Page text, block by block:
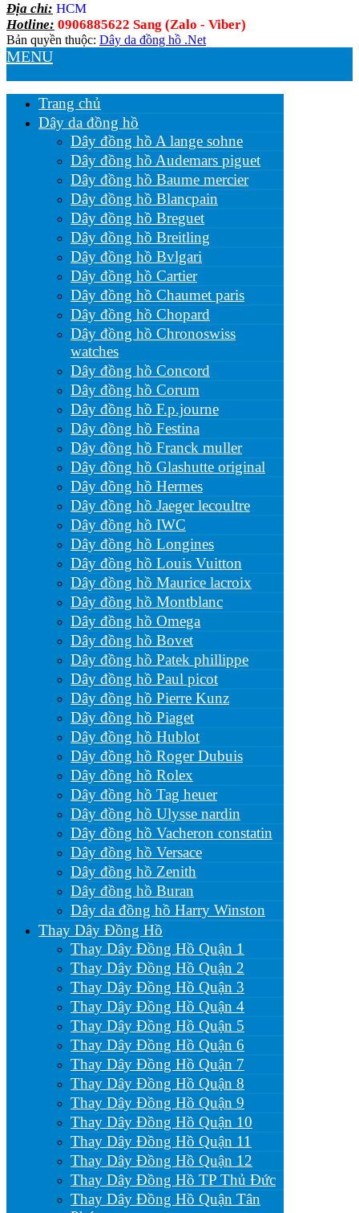
Địa chỉ: HCM
Hotline: 0906885622 Sang (Zalo - Viber)
Bản quyền thuộc: Dây da đồng hồ .Net
MENU
Trang chủ
Dây da đồng hồ
Dây đồng hồ A lange sohne
Dây đồng hồ Audemars piguet
Dây đồng hồ Baume mercier
Dây đồng hồ Blancpain
Dây đồng hồ Breguet
Dây đồng hồ Breitling
Dây đồng hồ Bvlgari
Dây đồng hồ Cartier
Dây đồng hồ Chaumet paris
Dây đồng hồ Chopard
Dây đồng hồ Chronoswiss
watches
Dây đồng hồ Concord
Dây đồng hồ Corum
Dây đồng hồ F.p.journe
Dây đồng hồ Festina
Dây đồng hồ Franck muller
Dây đồng hồ Glashutte original
Dây đồng hồ Hermes
Dây đồng hồ Jaeger lecoultre
Dây đồng hồ IWC
Dây đồng hồ Longines
Dây đồng hồ Louis Vuitton
Dây đồng hồ Maurice lacroix
Dây đồng hồ Montblanc
Dây đồng hồ Omega
Dây đồng hồ Bovet
Dây đồng hồ Patek phillippe
Dây đồng hồ Paul picot
Dây đồng hồ Pierre Kunz
Dây đồng hồ Piaget
Dây đồng hồ Hublot
Dây đồng hồ Roger Dubuis
Dây đồng hồ Rolex
Dây đồng hồ Tag heuer
Dây đồng hồ Ulysse nardin
Dây đồng hồ Vacheron constatin
Dây đồng hồ Versace
Dây đồng hồ Zenith
Dây đồng hồ Buran
Dây da đồng hồ Harry Winston
Thay Dây Đồng Hồ
Thay Dây Đồng Hồ Quận 1
Thay Dây Đồng Hồ Quận 2
Thay Dây Đồng Hồ Quận 3
Thay Dây Đồng Hồ Quận 4
Thay Dây Đồng Hồ Quận 5
Thay Dây Đồng Hồ Quận 6
Thay Dây Đồng Hồ Quận 7
Thay Dây Đồng Hồ Quận 8
Thay Dây Đồng Hồ Quận 9
Thay Dây Đồng Hồ Quận 10
Thay Dây Đồng Hồ Quận 11
Thay Dây Đồng Hồ Quận 12
Thay Dây Đồng Hồ TP Thủ Đức
Thay Dây Đồng Hồ Quận Tân